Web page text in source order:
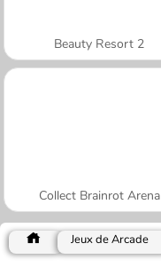
Beauty Resort 2
Collect Brainrot Arena
Jeux de Arcade